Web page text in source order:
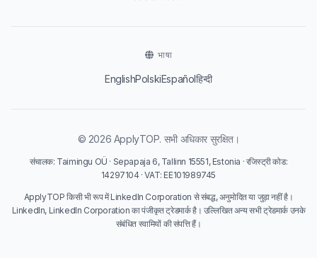
भाषा
EnglishPolskiEspañolहिन्दी
© 2026 ApplyTOP. सभी अधिकार सुरक्षित।
संचालक: Taimingu OÜ · Sepapaja 6, Tallinn 15551, Estonia · रजिस्ट्री कोड:
14297104 · VAT: EE101989745
ApplyTOP किसी भी रूप में LinkedIn Corporation से संबद्ध, अनुमोदित या जुड़ा नहीं है।
LinkedIn, LinkedIn Corporation का पंजीकृत ट्रेडमार्क है। उल्लिखित अन्य सभी ट्रेडमार्क उनके
संबंधित स्वामियों की संपत्ति हैं।